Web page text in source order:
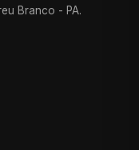
Branco - PA.